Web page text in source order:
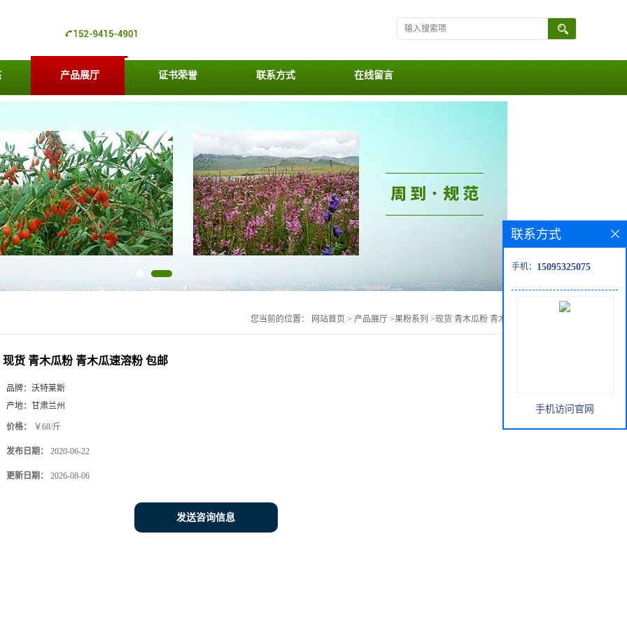
产品展厅 证书荣誉 联系方式 在线留言
您当前的位置： 网站首页 > 产品展厅 >果粉系列 >现货 青木瓜粉 青木瓜速溶粉 包邮
现货 青木瓜粉 青木瓜速溶粉 包邮
品牌： 沃特莱斯
产地： 甘肃兰州
价格： ￥68/斤
发布日期： 2020-06-22
更新日期： 2026-08-06
发送咨询信息
联系方式
手机： 15095325075
手机访问官网